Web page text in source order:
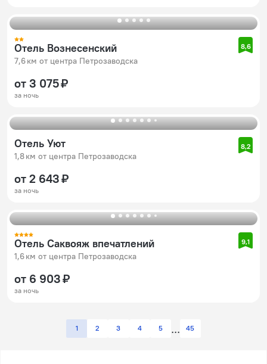
Отель Вознесенский
7,6 км от центра Петрозаводска
8,6
от 3 075 ₽
за ночь
Отель Уют
1,8 км от центра Петрозаводска
8,2
от 2 643 ₽
за ночь
Отель Саквояж впечатлений
1,6 км от центра Петрозаводска
9,1
от 6 903 ₽
за ночь
1 2 3 4 5 45